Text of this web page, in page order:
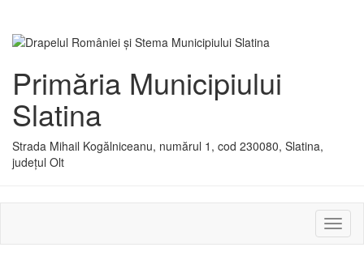
Primăria Municipiului
Slatina
Strada Mihail Kogălniceanu, numărul 1, cod 230080, Slatina,
județul Olt
sau